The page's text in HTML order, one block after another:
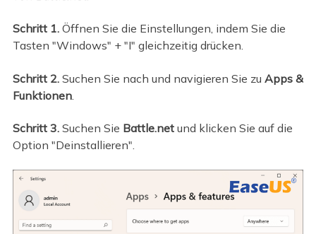
Schritt 1.Öffnen Sie die Einstellungen, indem Sie die
Tasten "Windows" + "I" gleichzeitig drücken.
Schritt 2.Suchen Sie nach und navigieren Sie zu Apps &
Funktionen.
Schritt 3.Suchen Sie Battle.netund klicken Sie auf die
Option "Deinstallieren".